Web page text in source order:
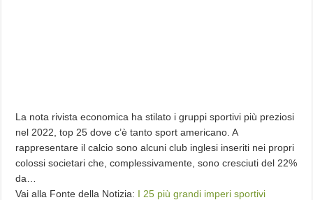
La nota rivista economica ha stilato i gruppi sportivi più preziosi
nel 2022, top 25 dove c’è tanto sport americano. A
rappresentare il calcio sono alcuni club inglesi inseriti nei propri
colossi societari che, complessivamente, sono cresciuti del 22%
da…
Vai alla Fonte della Notizia: I 25 più grandi imperi sportivi